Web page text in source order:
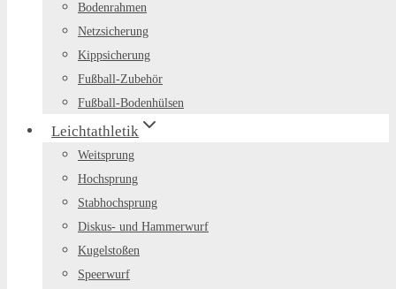
Bodenrahmen
Netzsicherung
Kippsicherung
Fußball-Zubehör
Fußball-Bodenhülsen
Leichtathletik
Weitsprung
Hochsprung
Stabhochsprung
Diskus- und Hammerwurf
Kugelstoßen
Speerwurf